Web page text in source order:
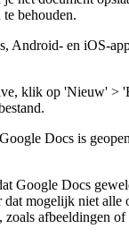
behouden.
Android- en iOS-
klik op 'Nieuw' >
Docs is
Google Docs
dat mogelijk niet alle
afbeeldingen